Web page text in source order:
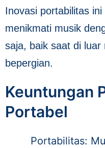
Inovasi portabilitas
menikmati musik
saja, baik saat di
bepergian.
Keuntungan
Portabel
Portabilitas: